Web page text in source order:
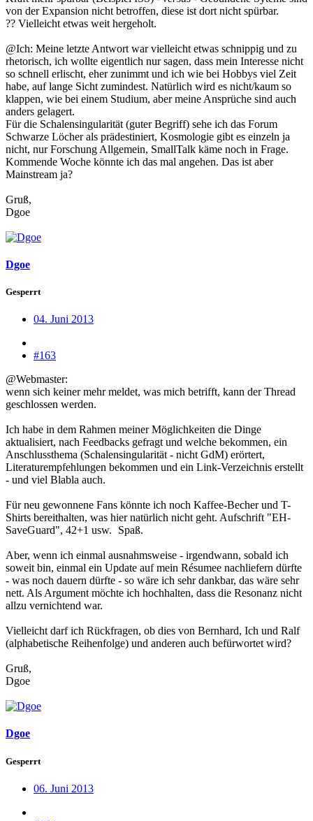
von der Expansion nicht betroffen, diese ist dort nicht spürbar.
?? Vielleicht etwas weit hergeholt.
@Ich: Meine letzte Antwort war vielleicht etwas schnippig und zu
rhetorisch, ich wollte eigentlich nur sagen, dass mein Interesse nicht
so schnell erlischt, eher zunimmt und ich wie bei Hobbys viel Zeit
habe, auf lange Sicht zumindest. Natürlich wird es nicht/kaum so
klappen, wie bei einem Studium, aber meine Ansprüche sind auch
anders gelagert.
Für die Schalensingularität (guter Begriff) sehe ich das Forum
Schwarze Löcher als prädestiniert, Kosmologie gibt es einzeln ja
nicht, nur Forschung Allgemein, SmallTalk käme noch in Frage.
Kommende Woche könnte ich das mal angehen. Das ist aber
Mainstream ja?
Gruß,
Dgoe
Dgoe
Gesperrt
04. Juni 2013
#163
@Webmaster:
wenn sich keiner mehr meldet, was mich betrifft, kann der Thread
geschlossen werden.
Ich habe in dem Rahmen meiner Möglichkeiten die Dinge
aktualisiert, nach Feedbacks gefragt und welche bekommen, ein
Anschlussthema (Schalensingularität - nicht GdM) erörtert,
Literaturempfehlungen bekommen und ein Link-Verzeichnis erstellt
- und viel Blabla auch.
Für neu gewonnene Fans könnte ich noch Kaffee-Becher und T-
Shirts bereithalten, was hier natürlich nicht geht. Aufschrift "EH-
SaveGuard", 42+1 usw.
Spaß.
Aber, wenn ich einmal ausnahmsweise - irgendwann, sobald ich
soweit bin, einmal ein Update auf mein Résumee nachliefern dürfte
- was noch dauern dürfte - so wäre ich sehr dankbar, das wäre sehr
nett. Als Argument möchte ich hochhalten, dass die Resonanz nicht
allzu vernichtend war.
Vielleicht darf ich Rückfragen, ob dies von Bernhard, Ich und Ralf
(alphabetische Reihenfolge) und anderen auch befürwortet wird?
Gruß,
Dgoe
Dgoe
Gesperrt
06. Juni 2013